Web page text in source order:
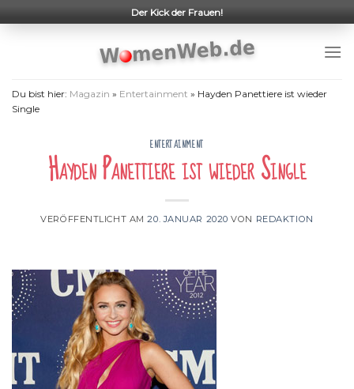
to
Der Kick der Frauen!
Du bist hier: Magazin » Entertainment » Hayden Panettiere ist wieder
Single
ENTERTAINMENT
Hayden Panettiere ist wieder Single
VERÖFFENTLICHT AM20. JANUAR 2020 VON REDAKTION